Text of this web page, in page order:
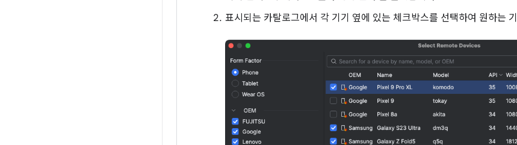
표시되는 카탈로그에서 각 기기 옆에 있는 체크박스를 선택하여 원하는